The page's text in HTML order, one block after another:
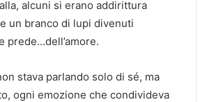
alcuni si erano addirittura
un branco di lupi divenuti
prede…dell’amore.
stava parlando solo di sé, ma
ogni emozione che condivideva